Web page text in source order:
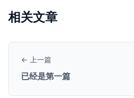
相关文章
← 上一篇
已经是第一篇